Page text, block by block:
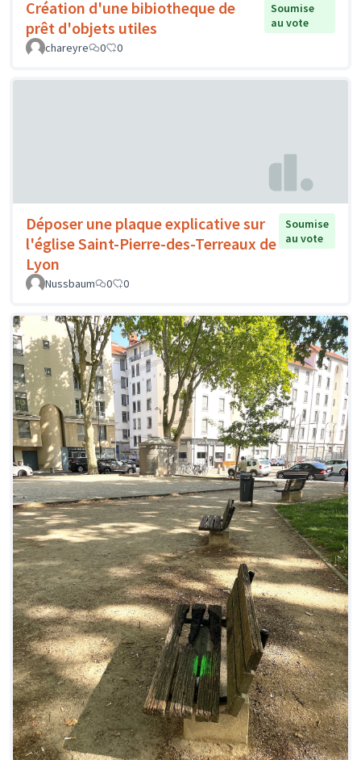
Création d'une bibiotheque de
prêt d'objets utiles
Soumise
au vote
chareyre
0 0
Déposer une plaque explicative sur
l'église Saint-Pierre-des-Terreaux de
Lyon
Soumise
au vote
Nussbaum 0 0